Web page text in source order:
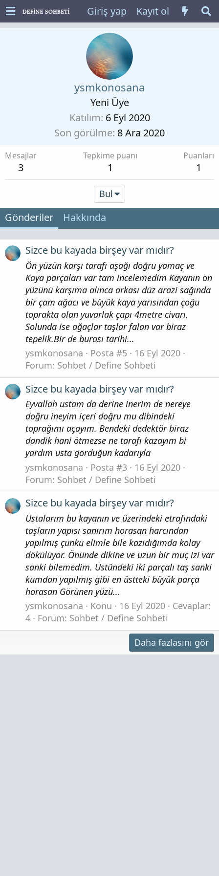
Giriş yap Kayıt ol
ysmkonosana
Yeni Üye
Katılım 6 Eyl 2020
Son görülme 8 Ara 2020
Mesajlar
3
Tepkime puanı
1
Puanları
1
Bul
Gönderiler Hakkında
Sizce bu kayada birşey var mıdır?
Ön yüzün karşı tarafı aşağı doğru yamaç ve
Kaya parçaları var tam incelemedim Kayanın ön
yüzünü karşıma alınca arkası düz arazi sağında
bir çam ağacı ve büyük kaya yarısından çoğu
toprakta olan yuvarlak çapı 4metre civarı.
Solunda ise ağaçlar taşlar falan var biraz
tepelik.Bir de burası tarihi...
ysmkonosana
Posta #5
16 Eyl 2020
Forum: Sohbet / Define Sohbeti
Sizce bu kayada birşey var mıdır?
Eyvallah ustam da derine inerim de nereye
doğru ineyim içeri doğru mu dibindeki
toprağımı açayım. Bendeki dedektör biraz
dandik hani ötmezse ne tarafı kazayım bi
yardım usta gördüğün kadarıyla
ysmkonosana
Posta #3
16 Eyl 2020
Forum: Sohbet / Define Sohbeti
Sizce bu kayada birşey var mıdır?
Ustalarım bu kayanın ve üzerindeki etrafındaki
taşların yapısı sanırım horasan harcından
yapılmış çünkü elimle bile kazıdığımda kolay
dökülüyor. Önünde dikine ve uzun bir muç izi var
sanki bilemedim. Üstündeki iki parçalı taş sanki
kumdan yapılmış gibi en üstteki büyük parça
horasan Görünen yüzü...
ysmkonosana
Konu 16 Eyl 2020
Cevaplar:
4
Forum: Sohbet / Define Sohbeti
Daha fazlasını gör